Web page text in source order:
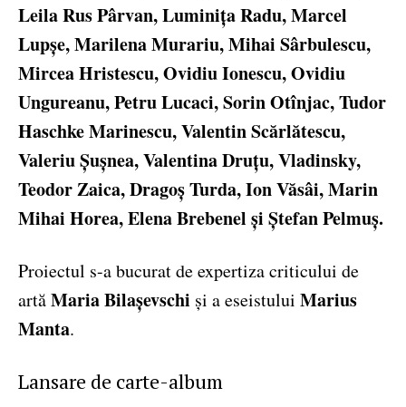
Leila Rus Pârvan, Luminița Radu, Marcel
Lupșe, Marilena Murariu, Mihai Sârbulescu,
Mircea Hristescu, Ovidiu Ionescu, Ovidiu
Ungureanu, Petru Lucaci, Sorin Otînjac, Tudor
Haschke Marinescu, Valentin Scărlătescu,
Valeriu Șușnea, Valentina Druțu, Vladinsky,
Teodor Zaica, Dragoș Turda, Ion Văsâi, Marin
Mihai Horea, Elena Brebenel și Ștefan Pelmuș.
Proiectul s-a bucurat de expertiza criticului de
artăMaria Bilașevschi și a eseistului Marius
Manta.
Lansare de carte-album